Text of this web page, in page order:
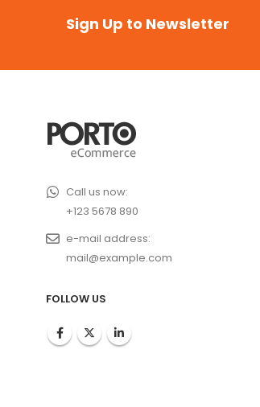
Sign Up to Newsletter
Call us now:
+123 5678 890
e-mail address:
mail@example.com
FOLLOW US